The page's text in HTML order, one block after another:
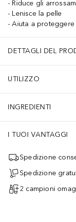
Riduce gli
Lenisce la pelle
Aiuta a
DETTAGLI DEL
UTILIZZO
INGREDIENTI
I TUOI VANTAGGI
Spedizione
Spedizione
2 campioni